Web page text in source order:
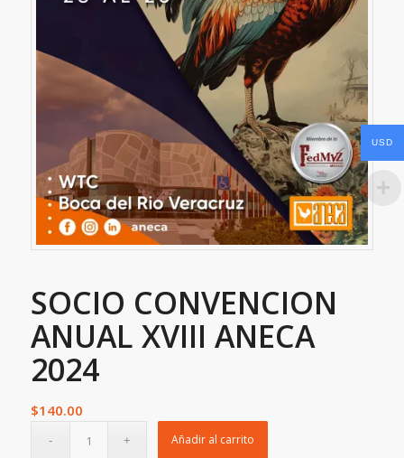
SOCIO CONVENCION
ANUAL XVIII ANECA
2024
$140.00
Añadir al carrito
USD